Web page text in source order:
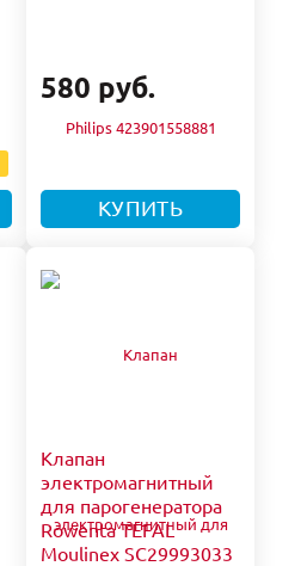
580 руб.
КУПИТЬ
Клапан
электромагнитный
для парогенератора
Rowenta TEFAL
Moulinex SC29993033